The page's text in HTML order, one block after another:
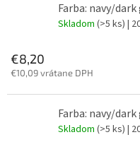
Farba: navy/
Skladom (>5 ks) |
€8,20
€10,09 vrátane DPH
Farba: navy/dark
Skladom (>5 ks) |